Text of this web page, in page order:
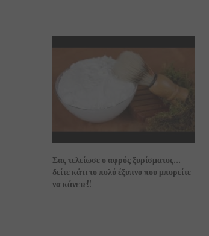
Σας τελείωσε ο αφρός ξυρίσματος…
δείτε κάτι το πολύ έξυπνο που μπορείτε
να κάνετε!!